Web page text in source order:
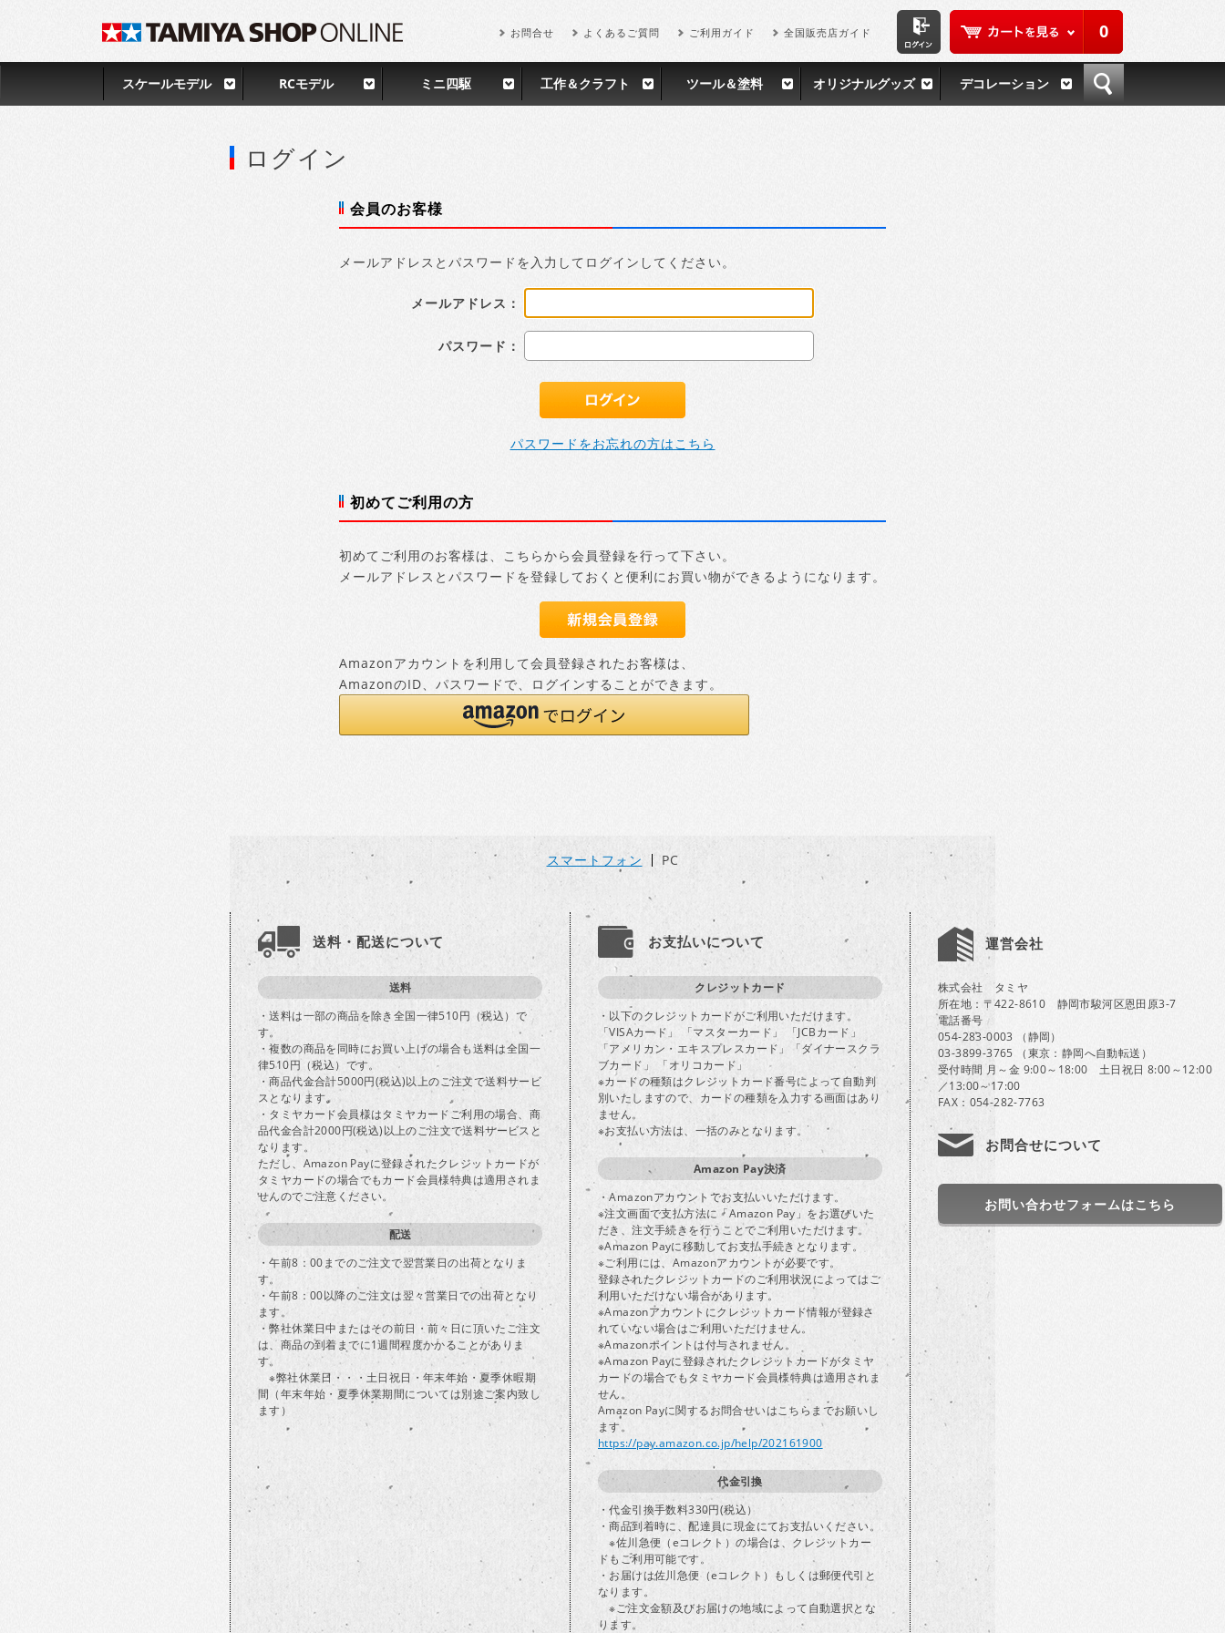
0
お問合せ よくあるご質問 ご利用ガイド 全国販売店ガイド
スケールモデル RCモデル ミニ四駆 工作＆クラフト ツール＆塗料 オリジナルグッズ デコレーション
ログイン
会員のお客様
メールアドレスとパスワードを入力してログインしてください。
メールアドレス：
パスワード：
パスワードをお忘れの方はこちら
初めてご利用の方
初めてご利用のお客様は、こちらから会員登録を行って下さい。
メールアドレスとパスワードを登録しておくと便利にお買い物ができるようになります。
Amazonアカウントを利用して会員登録されたお客様は、
AmazonのID、パスワードで、ログインすることができます。
スマートフォン PC
送料・配送について
送料
・送料は一部の商品を除き全国一律510円（税込）で
す。
・複数の商品を同時にお買い上げの場合も送料は全国一
律510円（税込）です。
・商品代金合計5000円(税込)以上のご注文で送料サービ
スとなります。
・タミヤカード会員様はタミヤカードご利用の場合、商
品代金合計2000円(税込)以上のご注文で送料サービスと
なります。
ただし、Amazon Payに登録されたクレジットカードが
タミヤカードの場合でもカード会員様特典は適用されま
せんのでご注意ください。
配送
・午前8：00までのご注文で翌営業日の出荷となりま
す。
・午前8：00以降のご注文は翌々営業日での出荷となり
ます。
・弊社休業日中またはその前日・前々日に頂いたご注文
は、商品の到着までに1週間程度かかることがありま
す。
※弊社休業日・・・土日祝日・年末年始・夏季休暇期
間（年末年始・夏季休業期間については別途ご案内致し
ます）
お支払いについて
クレジットカード
・以下のクレジットカードがご利用いただけます。
「VISAカード」 「マスターカード」 「JCBカード」
「アメリカン・エキスプレスカード」「ダイナースクラ
ブカード」 「オリコカード」
※カードの種類はクレジットカード番号によって自動判
別いたしますので、カードの種類を入力する画面はあり
ません。
※お支払い方法は、一括のみとなります。
Amazon Pay決済
・Amazonアカウントでお支払いいただけます。
※注文画面で支払方法に「Amazon Pay」をお選びいた
だき、注文手続きを行うことでご利用いただけます。
※Amazon Payに移動してお支払手続きとなります。
※ご利用には、Amazonアカウントが必要です。
登録されたクレジットカードのご利用状況によってはご
利用いただけない場合があります。
※Amazonアカウントにクレジットカード情報が登録さ
れていない場合はご利用いただけません。
※Amazonポイントは付与されません。
※Amazon Payに登録されたクレジットカードがタミヤ
カードの場合でもタミヤカード会員様特典は適用されま
せん。
Amazon Payに関するお問合せいはこちらまでお願いし
ます。
https://pay.amazon.co.jp/help/202161900
代金引換
・代金引換手数料330円(税込）
・商品到着時に、配達員に現金にてお支払いください。
※佐川急便（eコレクト）の場合は、クレジットカー
ドもご利用可能です。
・お届けは佐川急便（eコレクト）もしくは郵便代引と
なります。
※ご注文金額及びお届けの地域によって自動選択とな
ります。
運営会社
株式会社 タミヤ
所在地：〒422-8610 静岡市駿河区恩田原3-7
電話番号
054-283-0003 （静岡）
03-3899-3765 （東京：静岡へ自動転送）
受付時間 月～金 9:00～18:00 土日祝日 8:00～12:00
／13:00～17:00
FAX：054-282-7763
お問合せについて
お問い合わせフォームはこちら